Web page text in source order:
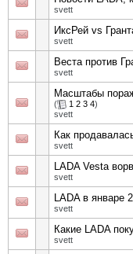
svett
ИксРей vs
svett
Веста против
svett
Масштабы
( 1 2 3 4)
svett
Как
svett
LADA Vesta
svett
LADA в январе
svett
Какие LADA
svett